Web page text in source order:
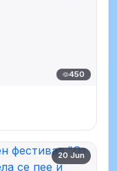
450
20 Jun